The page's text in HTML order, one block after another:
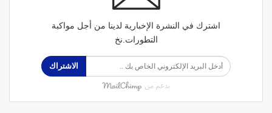
اشترك في النشرة الإخبارية لدينا من أجل مواكبة
التطورات.نخ
الاشتراك
بدعم من